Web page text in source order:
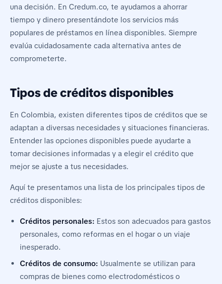
una decisión. En Credum.co, te ayudamos a ahorrar
tiempo y dinero presentándote los servicios más
populares de préstamos en línea disponibles. Siempre
evalúa cuidadosamente cada alternativa antes de
comprometerte.
Tipos de créditos disponibles
En Colombia, existen diferentes tipos de créditos que se
adaptan a diversas necesidades y situaciones financieras.
Entender las opciones disponibles puede ayudarte a
tomar decisiones informadas y a elegir el crédito que
mejor se ajuste a tus necesidades.
Aquí te presentamos una lista de los principales tipos de
créditos disponibles:
Créditos personales: Estos son adecuados para gastos
personales, como reformas en el hogar o un viaje
inesperado.
Créditos de consumo: Usualmente se utilizan para
compras de bienes como electrodomésticos o